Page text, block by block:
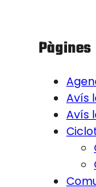
Pàgines
Avís
Avís